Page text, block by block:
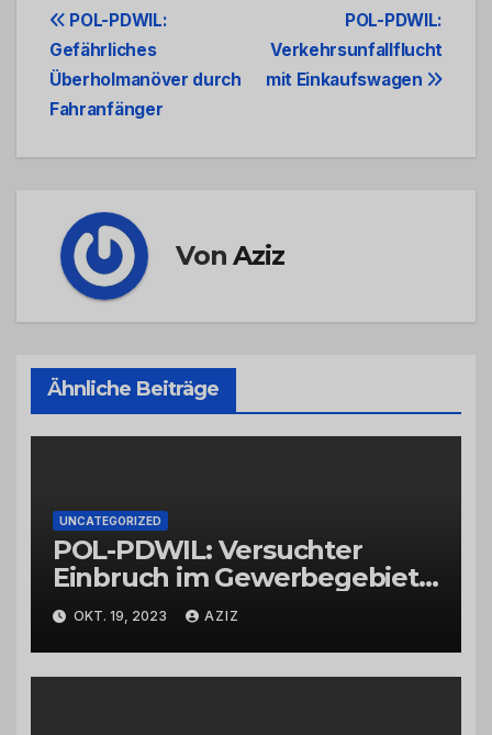
Beitrags-
Navigation
POL-PDWIL:
Verkehrsunfallflucht
mit Einkaufswagen
POL-PDWIL:
Gefährliches
Überholmanöver durch
Fahranfänger
VonAziz
Ähnliche Beiträge
UNCATEGORIZED
POL-PDWIL: Versuchter
Einbruch im Gewerbegebiet
Wittlich
OKT. 19, 2023 AZIZ